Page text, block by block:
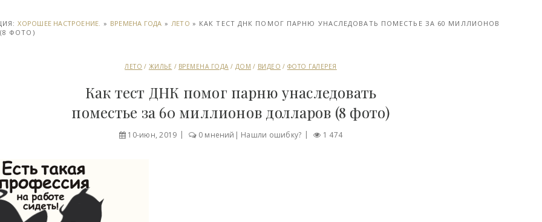
ХОРОШЕЕ НАСТРОЕНИЕ. » ВРЕМЕНА ГОДА » ЛЕТО » КАК ТЕСТ ДНК ПОМОГ ПАРНЮ УНАСЛЕДОВАТЬ ПОМЕСТЬЕ ЗА 60 МИЛЛИОНОВ
ФОТО)
ЛЕТО / ЖИЛЬЕ / ВРЕМЕНА ГОДА / ДОМ / ВИДЕО / ФОТО ГАЛЕРЕЯ
Как тест ДНК помог парню унаследовать
поместье за 60 миллионов долларов (8 фото)
10-июн, 2019 0 мнений | Нашли ошибку? 1 474